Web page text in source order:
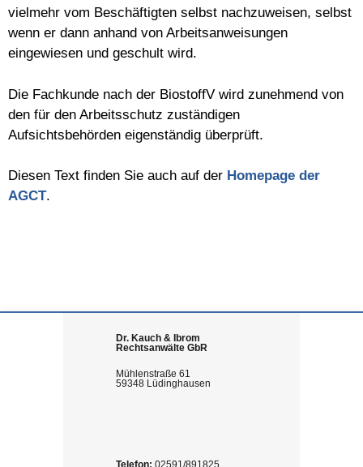
vielmehr vom Beschäftigten selbst nachzuweisen, selbst
wenn er dann anhand von Arbeitsanweisungen
eingewiesen und geschult wird.
Die Fachkunde nach der BiostoffV wird zunehmend von
den für den Arbeitsschutz zuständigen
Aufsichtsbehörden eigenständig überprüft.
Diesen Text finden Sie auch auf der Homepage der
AGCT.
Dr. Kauch & Ibrom
Rechtsanwälte GbR
Mühlenstraße 61
59348 Lüdinghausen
Telefon: 02591/891825